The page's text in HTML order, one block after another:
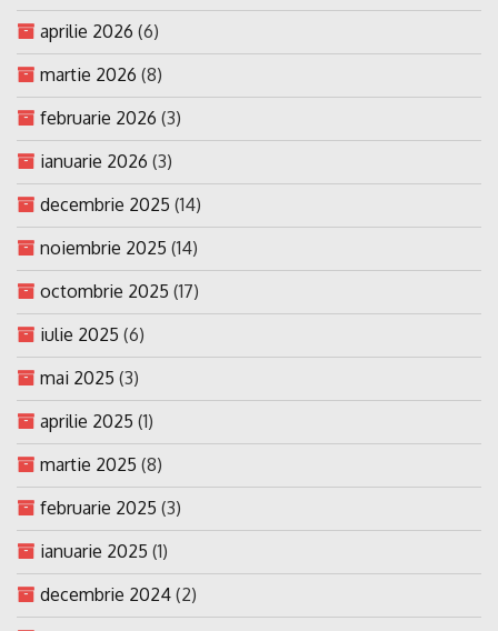
aprilie 2026 (6)
martie 2026 (8)
februarie 2026 (3)
ianuarie 2026 (3)
decembrie 2025 (14)
noiembrie 2025 (14)
octombrie 2025 (17)
iulie 2025 (6)
mai 2025 (3)
aprilie 2025 (1)
martie 2025 (8)
februarie 2025 (3)
ianuarie 2025 (1)
decembrie 2024 (2)